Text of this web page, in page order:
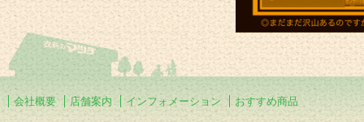
会社概要 店舗案内 インフォメーション おすすめ商品